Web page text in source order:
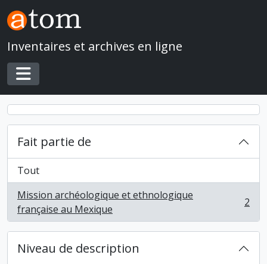
Skip to main content
Inventaires et archives en ligne
Toggle navigation
Fait partie de
Tout
Mission archéologique et ethnologique
française au Mexique
, 2 résultats 2
Niveau de description